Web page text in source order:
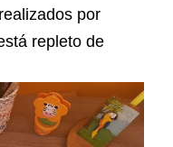
por
repleto de